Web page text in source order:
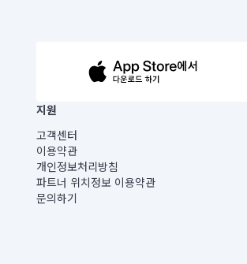
지원
고객센터
이용약관
개인정보처리방침
파트너 위치정보 이용약관
문의하기